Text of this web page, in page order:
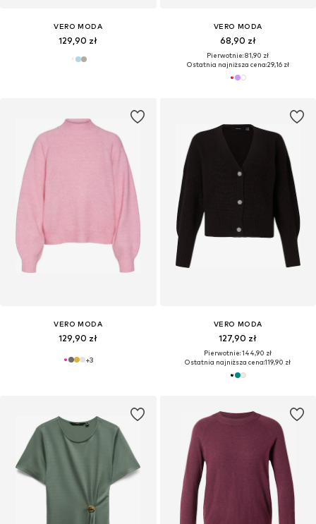
VERO MODA
129,90 zł
VERO MODA
68,90 zł
Pierwotnie: 81,90 zł
Ostatnia najniższa cena:29,16 zł
VERO MODA
129,90 zł
+3
VERO MODA
127,90 zł
Pierwotnie: 144,90 zł
Ostatnia najniższa cena:119,90 zł